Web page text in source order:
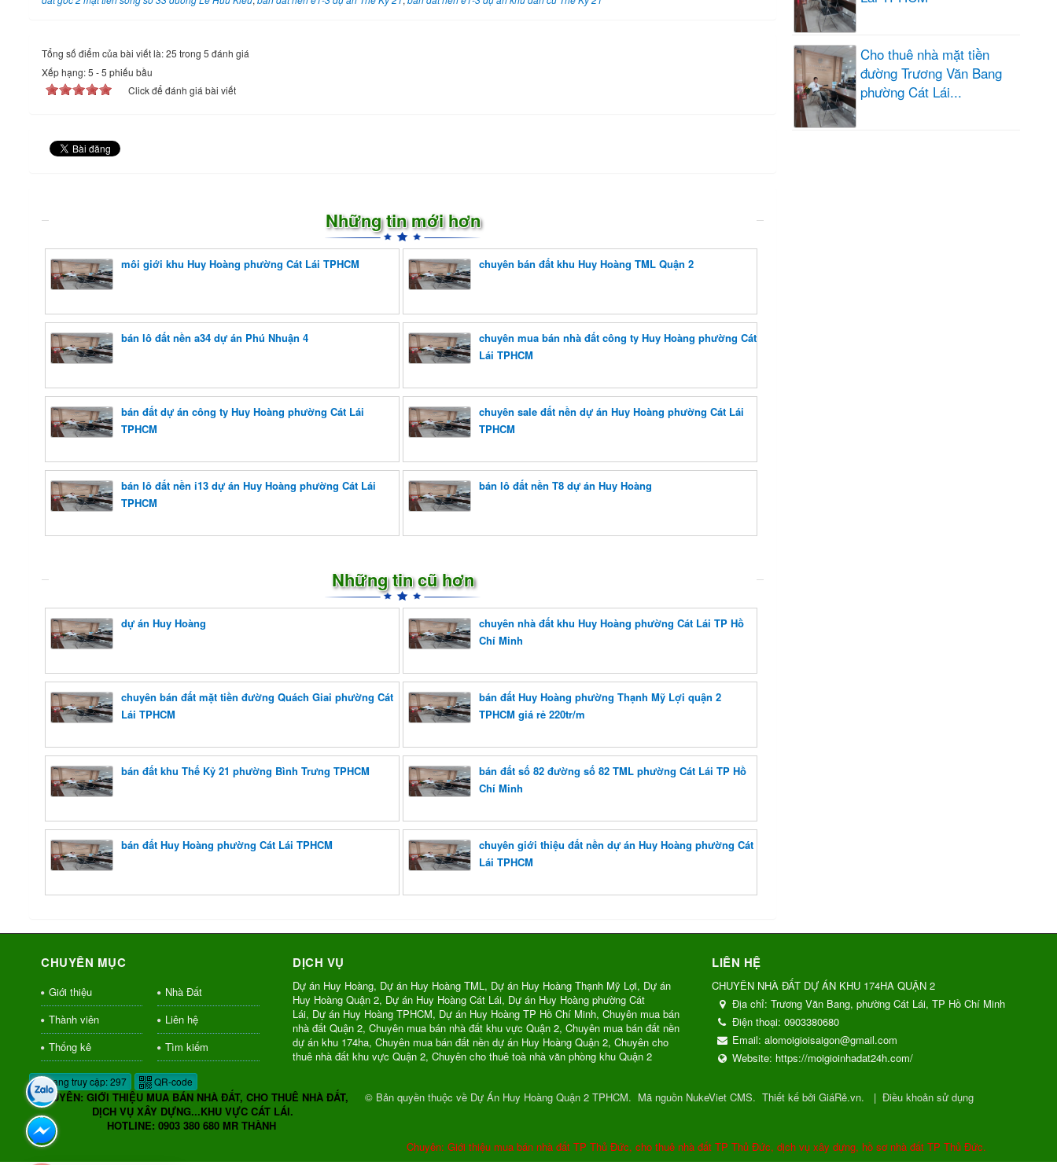
Tổng số điểm của bài viết là: 25 trong 5 đánh giá
Xếp hạng:5 -5 phiếu bầu
Click để đánh giá bài viết
Những tin mới hơn
môi giới khu Huy Hoàng phường Cát Lái TPHCM chuyên bán đất khu Huy Hoàng TML Quận 2
bán lô đất nền a34 dự án Phú Nhuận 4
chuyên mua bán nhà đất công ty Huy Hoàng phường Cát
Lái TPHCM
bán đất dự án công ty Huy Hoàng phường Cát Lái
TPHCM
chuyên sale đất nền dự án Huy Hoàng phường Cát Lái
TPHCM
bán lô đất nền i13 dự án Huy Hoàng phường Cát Lái
TPHCM
bán lô đất nền T8 dự án Huy Hoàng
Những tin cũ hơn
dự án Huy Hoàng
chuyên nhà đất khu Huy Hoàng phường Cát Lái TP Hồ
Chí Minh
chuyên bán đất mặt tiền đường Quách Giai phường Cát
Lái TPHCM
bán đất Huy Hoàng phường Thạnh Mỹ Lợi quận 2
TPHCM giá rẻ 220tr/m
bán đất khu Thế Kỷ 21 phường Bình Trưng TPHCM
bán đất số 82 đường số 82 TML phường Cát Lái TP Hồ
Chí Minh
bán đất Huy Hoàng phường Cát Lái TPHCM
chuyên giới thiệu đất nền dự án Huy Hoàng phường Cát
Lái TPHCM
Cho thuê nhà mặt tiền
đường Trương Văn Bang
phường Cát Lái...
CHUYÊN MỤC
Giới thiệu
Nhà Đất
Thành viên
Liên hệ
Thống kê
Tìm kiếm
Đang truy cập: 297 QR-code
DỊCH VỤ
Dự án Huy Hoàng, Dự án Huy Hoàng TML, Dự án Huy Hoàng Thạnh Mỹ Lợi, Dự án
Huy Hoàng Quận 2, Dự án Huy Hoàng Cát Lái, Dự án Huy Hoàng phường Cát
Lái, Dự án Huy Hoàng TPHCM, Dự án Huy Hoàng TP Hồ Chí Minh, Chuyên mua bán
nhà đất Quận 2, Chuyên mua bán nhà đất khu vực Quận 2, Chuyên mua bán đất nền
dự án khu 174ha, Chuyên mua bán đất nền dự án Huy Hoàng Quận 2, Chuyên cho
thuê nhà đất khu vực Quận 2, Chuyên cho thuê toà nhà văn phòng khu Quận 2
LIÊN HỆ
CHUYÊN NHÀ ĐẤT DỰ ÁN KHU 174HA QUẬN 2
Địa chỉ:Trương Văn Bang, phường Cát Lái, TP Hồ Chí Minh
Điện thoại:0903380680
Email:alomoigioisaigon@gmail.com
Website: https://moigioinhadat24h.com/
CHUYÊN: GIỚI THIỆU MUA BÁN NHÀ ĐẤT, CHO THUÊ NHÀ ĐẤT,
DỊCH VỤ XÂY DỰNG...KHU VỰC CÁT LÁI.
HOTLINE: 0903 380 680 MR THÀNH
© Bản quyền thuộc về Dự Án Huy Hoàng Quận 2 TPHCM. Mã nguồn NukeViet CMS. Thiết kế bởi GiáRẻ.vn. | Điều khoản sử dụng
Chuyên: Giới thiệu mua bán nhà đất TP Thủ Đức, cho thuê nhà đất TP Thủ Đức, dịch vụ xây dựng, hồ sơ nhà đất TP Thủ Đức.